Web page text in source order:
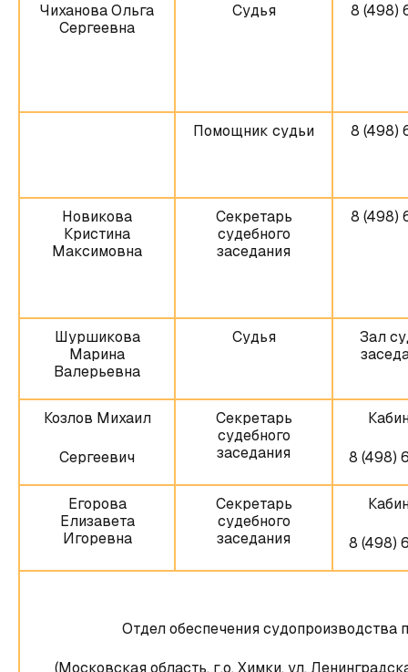
Чиханова Ольга
Сергеевна
Судья 8 (498)
Помощник судьи 8 (498)
Новикова
Кристина
Максимовна
Секретарь
судебного
заседания
8 (498)
Шуршикова
Марина
Валерьевна
Судья
Зал
Козлов Михаил
Сергеевич
Секретарь
судебного
заседания
8 (498)
Егорова
Елизавета
Игоревна
Секретарь
судебного
заседания
8 (498)
Отдел обеспечения судопроизводства